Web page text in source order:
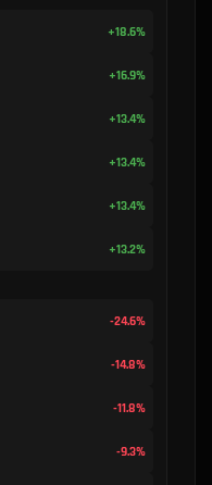
+18.6%
+16.9%
+13.4%
+13.4%
+13.4%
+13.2%
-24.6%
-14.8%
-11.8%
-9.3%